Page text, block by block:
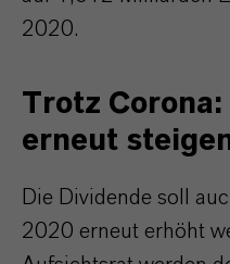
2020.
Trotz Corona:
erneut
Die Dividende soll
2020 erneut erhöht